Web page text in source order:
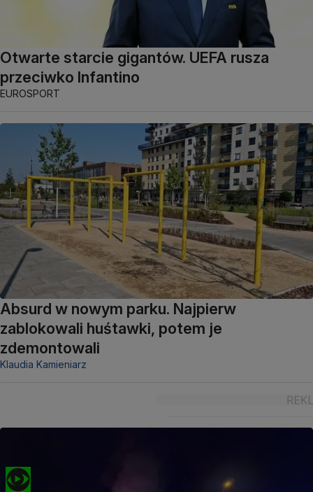
Otwarte starcie gigantów. UEFA rusza
przeciwko Infantino
EUROSPORT
Absurd w nowym parku. Najpierw
zablokowali huśtawki, potem je
zdemontowali
Klaudia Kamieniarz